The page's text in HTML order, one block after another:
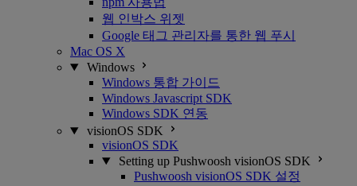
웹 인박스 위젯
Google 태그 관리자를 통한 웹 푸시
Mac OS X
Windows
Windows 통합 가이드
Windows Javascript SDK
Windows SDK 연동
visionOS SDK
visionOS SDK
Setting up Pushwoosh visionOS SDK
Pushwoosh visionOS SDK 설정